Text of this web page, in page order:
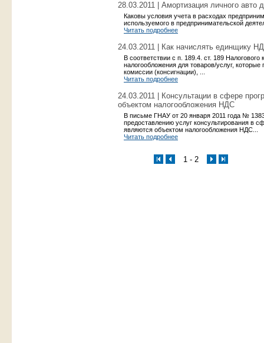
28.03.2011 | Амортизация личного авто
Каковы условия учета в расходах
используемого в предпринимательской
Читать подробнее
24.03.2011 | Как начислять единщику
В соответствии с п. 189.4. ст. 189
налогообложения для товаров/услуг,
комиссии (консигнации), ...
Читать подробнее
24.03.2011 | Консультации в сфере
объектом налогообложения НДС
В письме ГНАУ от 20 января 2011 года №
предоставлению услуг консультирования в
являются объектом налогообложения НДС...
Читать подробнее
1 - 2